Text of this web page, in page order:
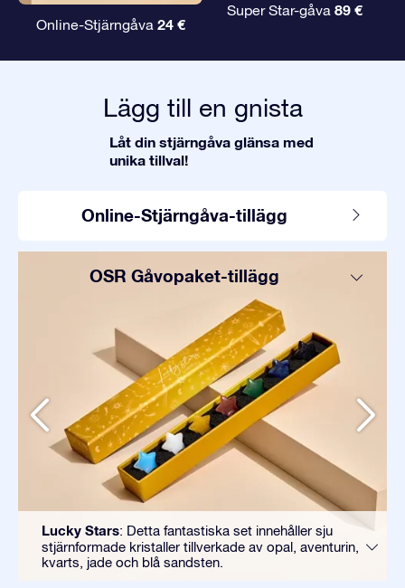
Online-Stjärngåva 24 €
Super Star-gåva 89 €
Lägg till en gnista
Låt din stjärngåva glänsa med
unika tillval!
Online-Stjärngåva-tillägg
OSR Gåvopaket-tillägg
Lucky Stars: Detta fantastiska set innehåller sju
stjärnformade kristaller tillverkade av opal, aventurin,
kvarts, jade och blå sandsten.